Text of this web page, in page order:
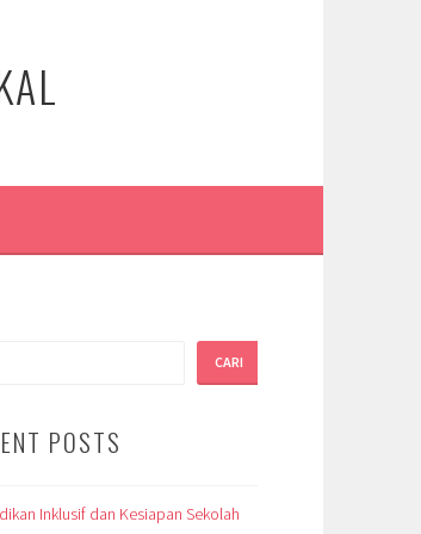
CARI
POSTS
Inklusif dan Kesiapan Sekolah